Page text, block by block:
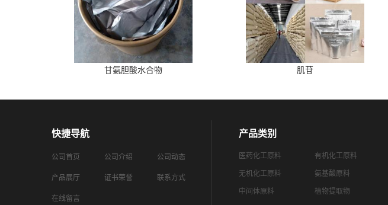
甘氨胆酸水合物 肌苷
快捷导航
公司首页 公司介绍 公司动态
产品展厅 证书荣誉 联系方式
在线留言
产品类别
医药化工原料 有机化工原料
无机化工原料 氨基酸原料
中间体原料 植物提取物